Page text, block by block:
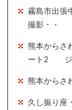
霧島市出張
撮影・・
熊本からさ
ート2 ジ
熊本からさ
久し振り座